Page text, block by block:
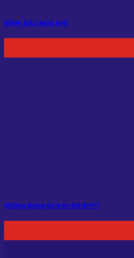
BỆNH ĐẬU MÙA KHỈ
Những thông tin trên thẻ BHYT